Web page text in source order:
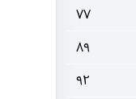
٧٧
٨٩
٩٢